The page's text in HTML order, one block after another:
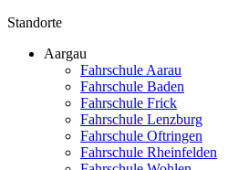
Standorte
Aargau
Fahrschule Aarau
Fahrschule Baden
Fahrschule Frick
Fahrschule Lenzburg
Fahrschule Oftringen
Fahrschule Rheinfelden